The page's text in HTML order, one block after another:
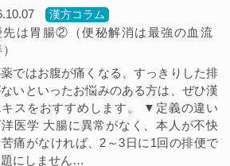
漢方コラム
先は胃腸②（便秘解消は最強の血流
ではお腹が痛くなる、すっきりした排
いといったお悩みのある方は、ぜひ漢
スをおすすめします。 ▼定義の違い
洋医学 大腸に異常がなく、本人が不快
痛がなければ、2～3日に1回の排便で
題にしません…